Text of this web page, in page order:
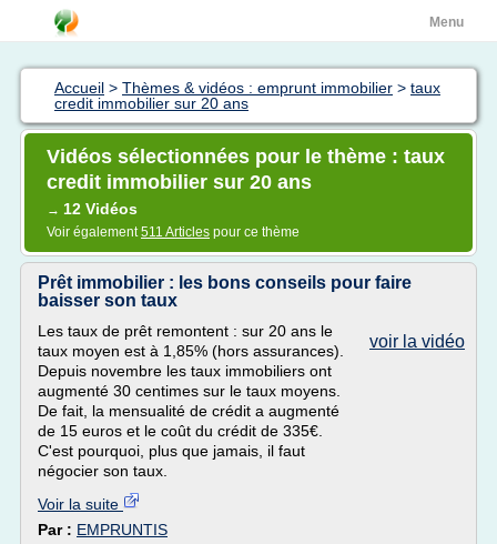
Menu
Accueil > Thèmes & vidéos : emprunt immobilier > taux
credit immobilier sur 20 ans
Vidéos sélectionnées pour le thème : taux
credit immobilier sur 20 ans
→ 12 Vidéos
Voir également511 Articles pour ce thème
Prêt immobilier : les bons conseils pour faire
baisser son taux
voir la vidéo
Les taux de prêt remontent : sur 20 ans le
taux moyen est à 1,85% (hors assurances).
Depuis novembre les taux immobiliers ont
augmenté 30 centimes sur le taux moyens.
De fait, la mensualité de crédit a augmenté
de 15 euros et le coût du crédit de 335€.
C'est pourquoi, plus que jamais, il faut
négocier son taux.
Voir la suite
Par : EMPRUNTIS